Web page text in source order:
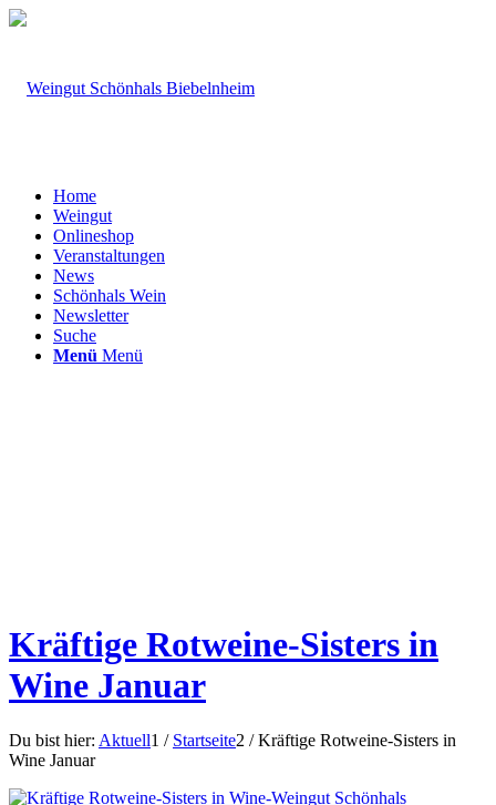
Home
Weingut
Onlineshop
Veranstaltungen
News
Schönhals Wein
Newsletter
Suche
Menü Menü
Kräftige Rotweine-Sisters in
Wine Januar
Du bist hier: Aktuell1 / Startseite2 / Kräftige Rotweine-Sisters in
Wine Januar